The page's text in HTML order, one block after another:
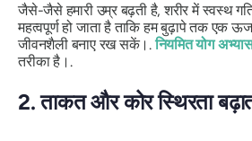
जैसे-जैसे हमारी उम्र बढ़ती है, शरीर में स्वस्थ
महत्वपूर्ण हो जाता है ताकि हम बुढ़ापे तक एक
जीवनशैली बनाए रख सकें।.नियमित योग
तरीका है।.
2.ताकत और कोर स्थिरता